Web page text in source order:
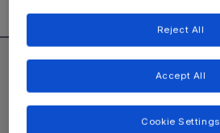
ドライブ
コンシューマー
Technologies
ソフトウェア ポータル
企業責任
Growth and Inclusion
お問い合わせ先
Reject All
Accept All
Cookie Settings